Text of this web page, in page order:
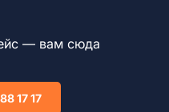
— вам сюда
17 17